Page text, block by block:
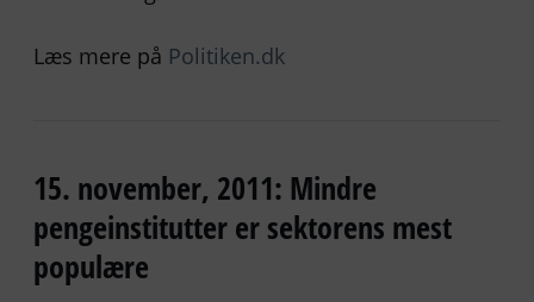
Læs mere på Politiken.dk
15. november, 2011: Mindre
pengeinstitutter er sektorens mest
populære